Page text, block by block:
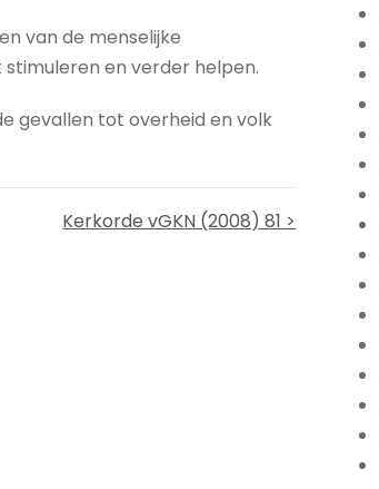
van de menselijke
en verder helpen.
gevallen tot overheid en volk
Kerkorde vGKN (2008) 81 >